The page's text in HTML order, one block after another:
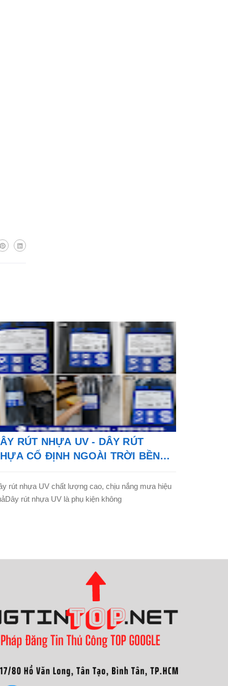
RÚT NHỰA UV - DÂY RÚT
CỐ ĐỊNH NGOÀI TRỜI BỀN
rút nhựa UV chất lượng cao, chịu nắng mưa hiệu
rút nhựa UV là phụ kiện không